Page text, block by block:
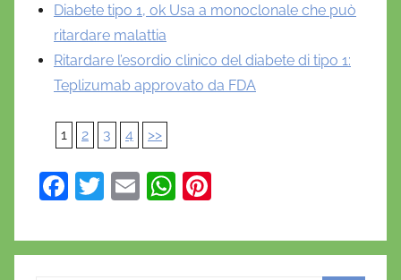
Diabete tipo 1, ok Usa a monoclonale che può
ritardare malattia
Ritardare l’esordio clinico del diabete di tipo 1:
Teplizumab approvato da FDA
1 2 3 4 >>
F
c
T
itt
E
ai
W
at er